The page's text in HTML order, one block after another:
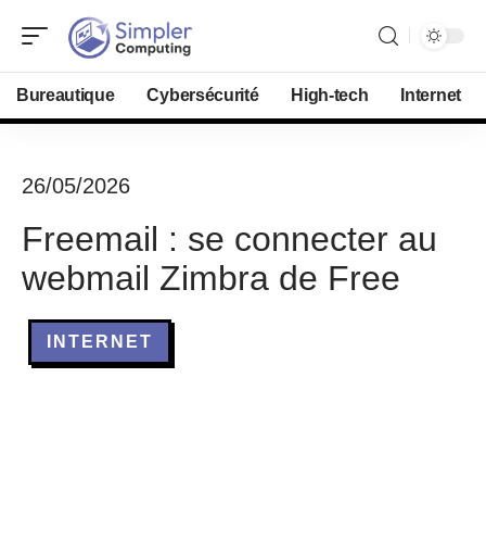
Bureautique Cybersécurité High-tech Internet
26/05/2026
Freemail : se connecter au
webmail Zimbra de Free
INTERNET